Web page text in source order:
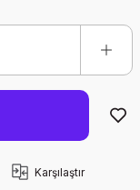
Karşılaştır